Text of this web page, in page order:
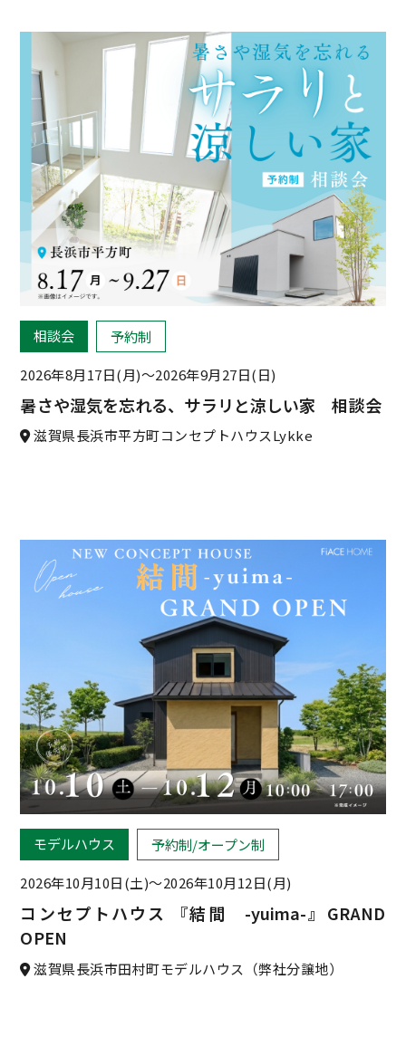
相談会
予約制
2026年8月17日(月)〜2026年9月27日(日)
暑さや湿気を忘れる、サラリと涼しい家 相談会
滋賀県長浜市平方町コンセプトハウスLykke
モデルハウス
予約制/オープン制
2026年10月10日(土)〜2026年10月12日(月)
コンセプトハウス 『結間 -yuima-』GRAND
OPEN
滋賀県長浜市田村町モデルハウス（弊社分譲地）